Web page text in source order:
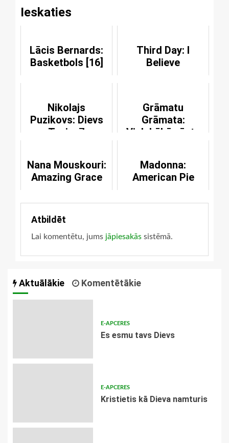
Ieskaties
Lācis Bernards:
Basketbols [16]
Third Day: I
Believe
Nikolajs
Puzikovs: Dievs
Tevi mīl
Grāmatu
Grāmata:
Vislabākā vēsts
Nana Mouskouri:
Amazing Grace
Madonna:
American Pie
Atbildēt
Lai komentētu, jums jāpiesakās sistēmā.
Aktuālākie Komentētākie
E-APCERES
Es esmu tavs Dievs
E-APCERES
Kristietis kā Dieva namturis